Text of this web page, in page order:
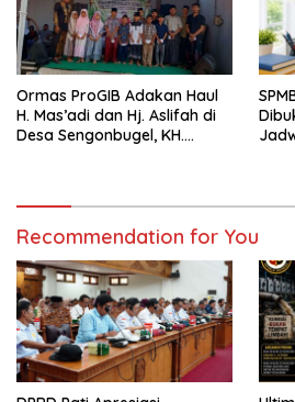
Ormas ProGIB Adakan Haul
H. Mas’adi dan Hj. Aslifah di
Desa Sengonbugel, KH.
Recommendation for You